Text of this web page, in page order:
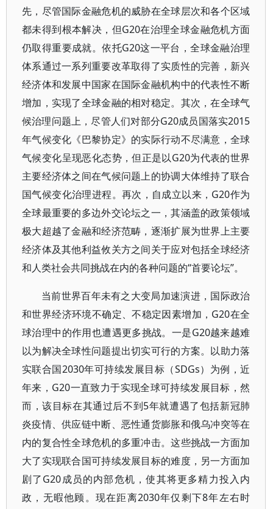
先，尽管国际金融危机的威胁在全球层次和各个区域
都未得到根本解决，但G20在治理全球金融危机方面
仍取得重要成就。依托G20这一平台，全球金融治理
体系通过一系列重要改革取得了实质性的完善，新兴
经济体和发展中国家在国际金融机构中的代表性不断
增加，实现了全球金融的相对稳定。其次，在全球气
候治理问题上，尽管人们对部分G20成员国落实2015
年气候变化《巴黎协定》的实际行动不尽满意，全球
气候变化呈现恶化态势，但正是以G20为代表的世界
主要经济体之间在气候问题上的协调大体维持了联合
国气候变化治理进程。再次，自成立以来，G20作为
全球最重要的多边外交论坛之一，其涵盖的政策领域
极大超越了金融和经济范畴，逐渐扩展为世界上主要
经济体及其他利益攸关方之间关于应对包括全球经济
和人类社会共同挑战在内的各种问题的“首要论坛”。
当前世界百年未有之大变局加速演进，国际政治
和世界经济环境不确定、不稳定因素增加，G20在全
球治理中的作用也遭遇更多挑战。一是G20越来越难
以为解决全球性问题提出切实可行的方案。以助力落
实联合国2030年可持续发展目标（SDGs）为例，近
年来，G20一直致力于实现全球可持续发展目标，然
而，该目标在其通过后不到5年就遭遇了包括新冠肺
炎疫情、供应链中断、恶性通货膨胀和俄乌冲突等在
内的复合性全球危机的多重冲击。这些挑战一方面加
大了实现联合国可持续发展目标的难度，另一方面加
剧了G20成员的内部危机，使其将更多精力投入内
政，无暇他顾。现在距离2030年仅剩下8年左右时